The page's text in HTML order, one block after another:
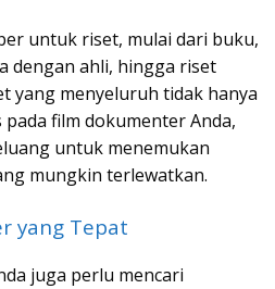
untuk riset, mulai dari buku,
dengan ahli, hingga riset
yang menyeluruh tidak hanya
film dokumenter Anda,
untuk menemukan
mungkin terlewatkan.
yang Tepat
juga perlu mencari